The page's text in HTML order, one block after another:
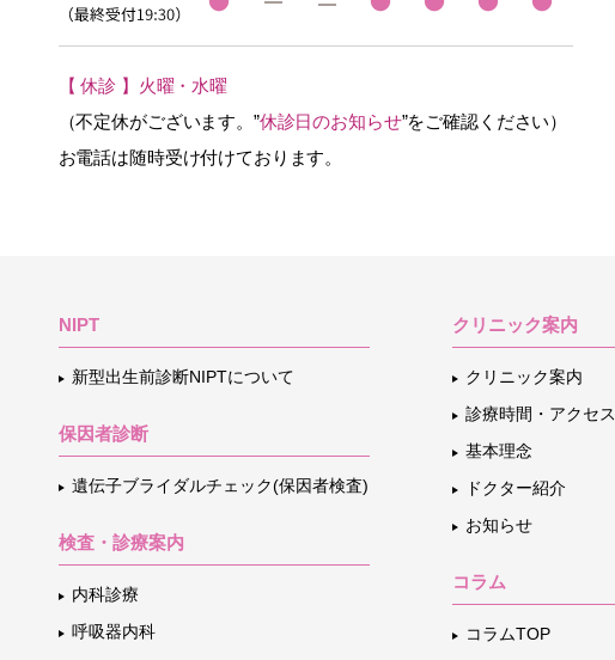
【 休診 】火曜・水曜
（不定休がございます。”休診日のお知らせ”をご確認ください）
お電話は随時受け付けております。
NIPT
新型出生前診断NIPTについて
保因者診断
遺伝子ブライダルチェック(保因者検査)
検査・診療案内
内科診療
呼吸器内科
クリニック案内
クリニック案内
診療時間・アクセス
基本理念
ドクター紹介
お知らせ
コラム
コラムTOP